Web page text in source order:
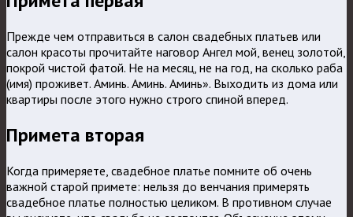
Прежде чем отправиться в салон свадебных платьев или
салон красоты прочитайте наговор Ангел мой, венец золотой,
покрой чистой фатой. Не на месяц, не на год, на сколько раба
(имя) проживет. Аминь. Аминь. Аминь». Выходить из дома или
квартиры после этого нужно строго спиной вперед.
Примета вторая
Когда примеряете, свадебное платье помните об очень
важной старой примете: нельзя до венчания примерять
свадебное платье полностью целиком. В противном случае